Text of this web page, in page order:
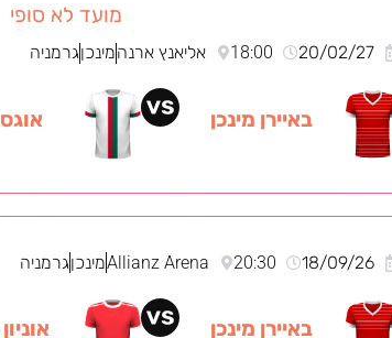
מועד לא סופי
20/02/27
18:00 אליאנץ ארנהמינכןגרמניה
באיירן מינכן
18/09/26
20:30
Allianz Arenaמינכןגרמניה
באיירן מינכן